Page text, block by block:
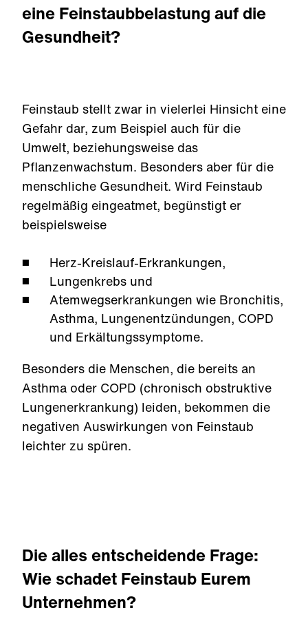
zu knapp.
eine Feinstaubbelastung auf die
Gesundheit?
Feinstaub stellt zwar in vielerlei Hinsicht eine
Gefahr dar, zum Beispiel auch für die
Umwelt, beziehungsweise das
Pflanzenwachstum. Besonders aber für die
menschliche Gesundheit. Wird Feinstaub
regelmäßig eingeatmet, begünstigt er
beispielsweise
Herz-Kreislauf-Erkrankungen,
Lungenkrebs und
Atemwegserkrankungen wie Bronchitis,
Asthma, Lungenentzündungen, COPD
und Erkältungssymptome.
Besonders die Menschen, die bereits an
Asthma oder COPD (chronisch obstruktive
Lungenerkrankung) leiden, bekommen die
negativen Auswirkungen von Feinstaub
leichter zu spüren.
Die alles entscheidende Frage:
Wie schadet Feinstaub Eurem
Unternehmen?